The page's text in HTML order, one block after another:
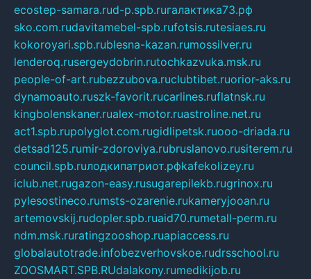
ecostep-samara.rud-p.spb.ruгалактика73.рф
sko.com.rudavitamebel-spb.rufotsis.rutesiaes.ru
kokoroyari.spb.rublesna-kazan.rumossilver.ru
lenderoq.rusergeydobrin.rutochkazvuka.msk.ru
people-of-art.rubezzubova.ruclubtibet.ruorior-aks.ru
dynamoauto.ruszk-favorit.rucarlines.ruflatnsk.ru
kingbolenskaner.rualex-motor.ruastroline.net.ru
act1.spb.rupolyglot.com.rugidlipetsk.ruooo-driada.ru
detsad125.rumir-zdoroviya.rubruslanovo.rusiterem.ru
council.spb.ruлодкипатриот.рфkafekolizey.ru
iclub.net.rugazon-easy.rusugarepilekb.rugrinox.ru
pylesostineco.rumsts-ozarenie.rukameryjooan.ru
artemovskij.rudopler.spb.ruaid70.rumetall-perm.ru
ndm.msk.ruratingzooshop.ruapiaccess.ru
globalautotrade.infobezverhovskoe.rudrsschool.ru
ZOOSMART.SPB.RUdalakony.rumedikijob.ru